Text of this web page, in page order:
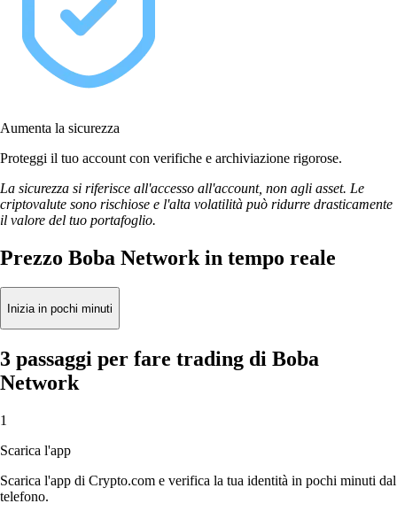
Aumenta la sicurezza
Proteggi il tuo account con verifiche e archiviazione rigorose.
La sicurezza si riferisce all'accesso all'account, non agli asset. Le
criptovalute sono rischiose e l'alta volatilità può ridurre drasticamente
il valore del tuo portafoglio.
Prezzo Boba Network in tempo reale
Inizia in pochi minuti
3 passaggi per fare trading di Boba
Network
1
Scarica l'app
Scarica l'app di Crypto.com e verifica la tua identità in pochi minuti dal
telefono.